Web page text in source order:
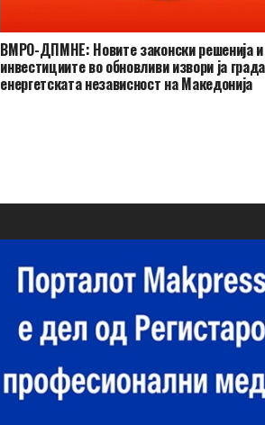
ВМРО-ДПМНЕ: Новите законски решенија и
инвестициите во обновливи извори ја
енергетската независност на Македонија